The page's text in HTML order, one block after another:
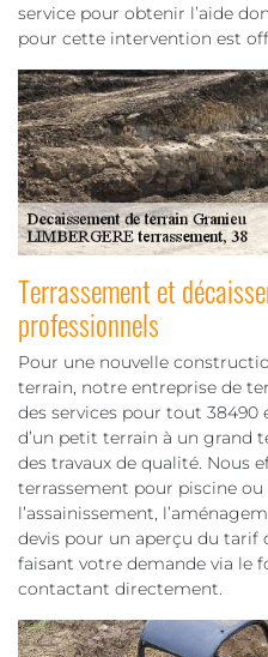
service pour obtenir l’aide
pour cette intervention est
Terrassement et
professionnels
Pour une nouvelle
terrain, notre entreprise de
des services pour tout 38490
d’un petit terrain à un grand
des travaux de qualité. Nous
terrassement pour piscine ou
l’assainissement,
devis pour un aperçu du tarif
faisant votre demande via le
contactant directement.